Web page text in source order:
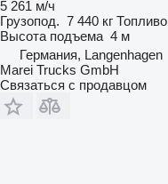
5 261 м/ч
Грузопод. 7 440 кг Топливо
Высота подъема 4 м
Германия, Langenhagen
Marei Trucks GmbH
Связаться с продавцом